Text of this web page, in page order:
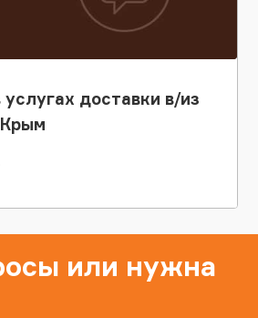
доставки в/из
или нужна